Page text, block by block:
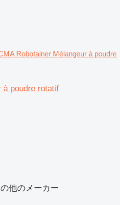
Robotainer Mélangeur à poudre
à poudre rotatif
他のメーカー